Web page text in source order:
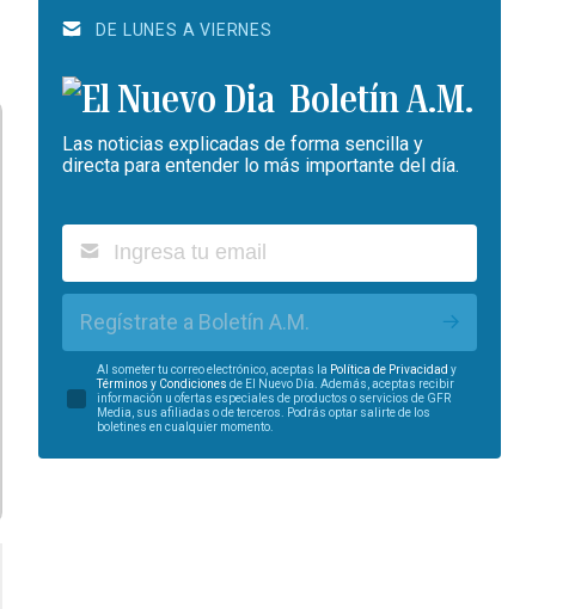
DE LUNES A VIERNES
Boletín A.M.
Las noticias explicadas de forma sencilla y
directa para entender lo más importante del día.
Regístrate a Boletín A.M.
Al someter tu correo electrónico, aceptas la Política de Privacidad y
Términos y Condiciones de El Nuevo Día. Además, aceptas recibir
información u ofertas especiales de productos o servicios de GFR
Media, sus afiliadas o de terceros. Podrás optar salirte de los
boletines en cualquier momento.